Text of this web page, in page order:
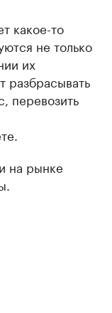
какое-то
не только
их
разбрасывать
перевозить
на рынке